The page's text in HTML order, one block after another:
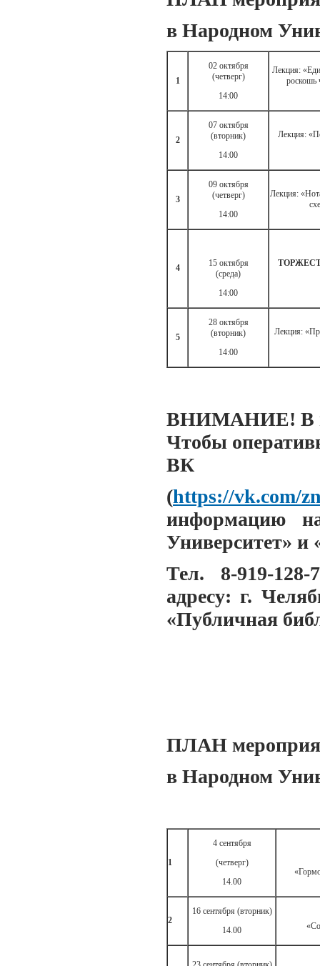
в Народном
1
02 октября
(четверг)
14:00
Лекция:
роскошь
2
07 октября
(вторник)
14:00
Лекция:
3
09 октября
(четверг)
14:00
Лекция:
4
15 октября
(среда)
14:00
5
28 октября
(вторник)
14:00
Лекция:
ВНИМАНИЕ! В
Чтобы
ВК
(https://vk.com/
информацию
Университет» и
Тел. 8-919-
адресу: г.
«Публичная
ПЛАН
в Народном
1
4 сентября
(четверг)
14.00
2
16 сентября (вторник)
14.00